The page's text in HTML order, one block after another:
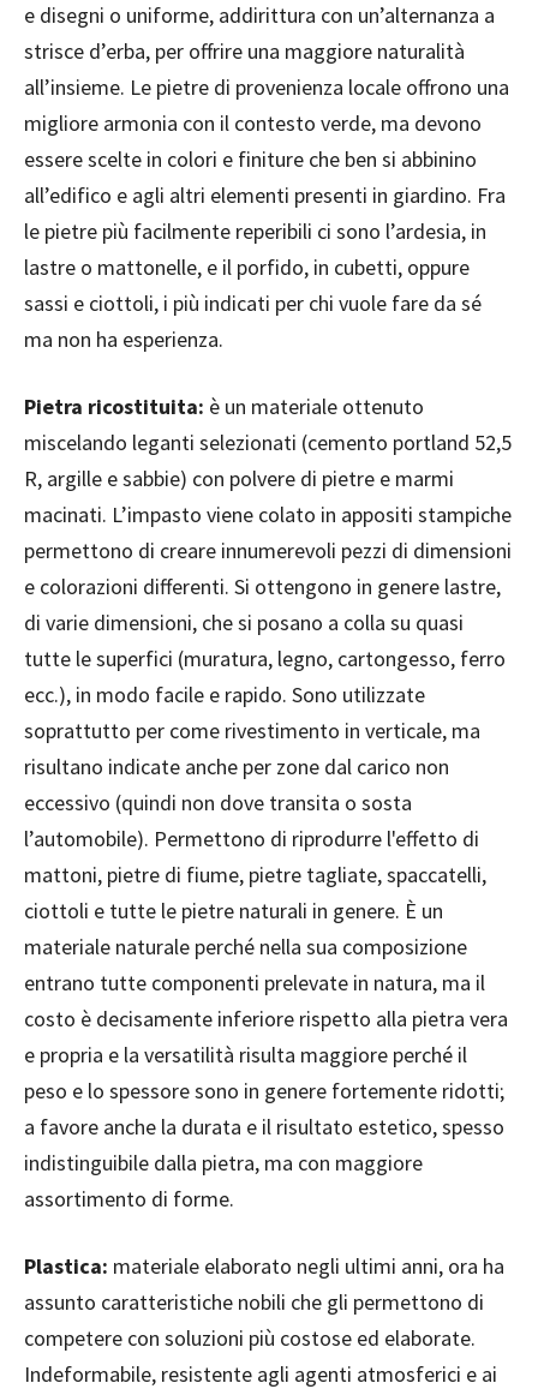
e disegni o uniforme, addirittura con un’alternanza a
strisce d’erba, per offrire una maggiore naturalità
all’insieme. Le pietre di provenienza locale offrono una
migliore armonia con il contesto verde, ma devono
essere scelte in colori e finiture che ben si abbinino
all’edifico e agli altri elementi presenti in giardino. Fra
le pietre più facilmente reperibili ci sono l’ardesia, in
lastre o mattonelle, e il porfido, in cubetti, oppure
sassi e ciottoli, i più indicati per chi vuole fare da sé
ma non ha esperienza.
Pietra ricostituita: è un materiale ottenuto
miscelando leganti selezionati (cemento portland 52,5
R, argille e sabbie) con polvere di pietre e marmi
macinati. L’impasto viene colato in appositi stampiche
permettono di creare innumerevoli pezzi di dimensioni
e colorazioni differenti. Si ottengono in genere lastre,
di varie dimensioni, che si posano a colla su quasi
tutte le superfici (muratura, legno, cartongesso, ferro
ecc.), in modo facile e rapido. Sono utilizzate
soprattutto per come rivestimento in verticale, ma
risultano indicate anche per zone dal carico non
eccessivo (quindi non dove transita o sosta
l’automobile). Permettono di riprodurre l'effetto di
mattoni, pietre di fiume, pietre tagliate, spaccatelli,
ciottoli e tutte le pietre naturali in genere. È un
materiale naturale perché nella sua composizione
entrano tutte componenti prelevate in natura, ma il
costo è decisamente inferiore rispetto alla pietra vera
e propria e la versatilità risulta maggiore perché il
peso e lo spessore sono in genere fortemente ridotti;
a favore anche la durata e il risultato estetico, spesso
indistinguibile dalla pietra, ma con maggiore
assortimento di forme.
Plastica: materiale elaborato negli ultimi anni, ora ha
assunto caratteristiche nobili che gli permettono di
competere con soluzioni più costose ed elaborate.
Indeformabile, resistente agli agenti atmosferici e ai